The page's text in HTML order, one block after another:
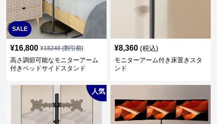
SALE
¥16,800 ¥18240(割引前)
高さ調節可能なモニターアーム
付きベッドサイドスタンド
¥8,360 (税込)
モニターアーム付き床置きスタ
ンド
人気